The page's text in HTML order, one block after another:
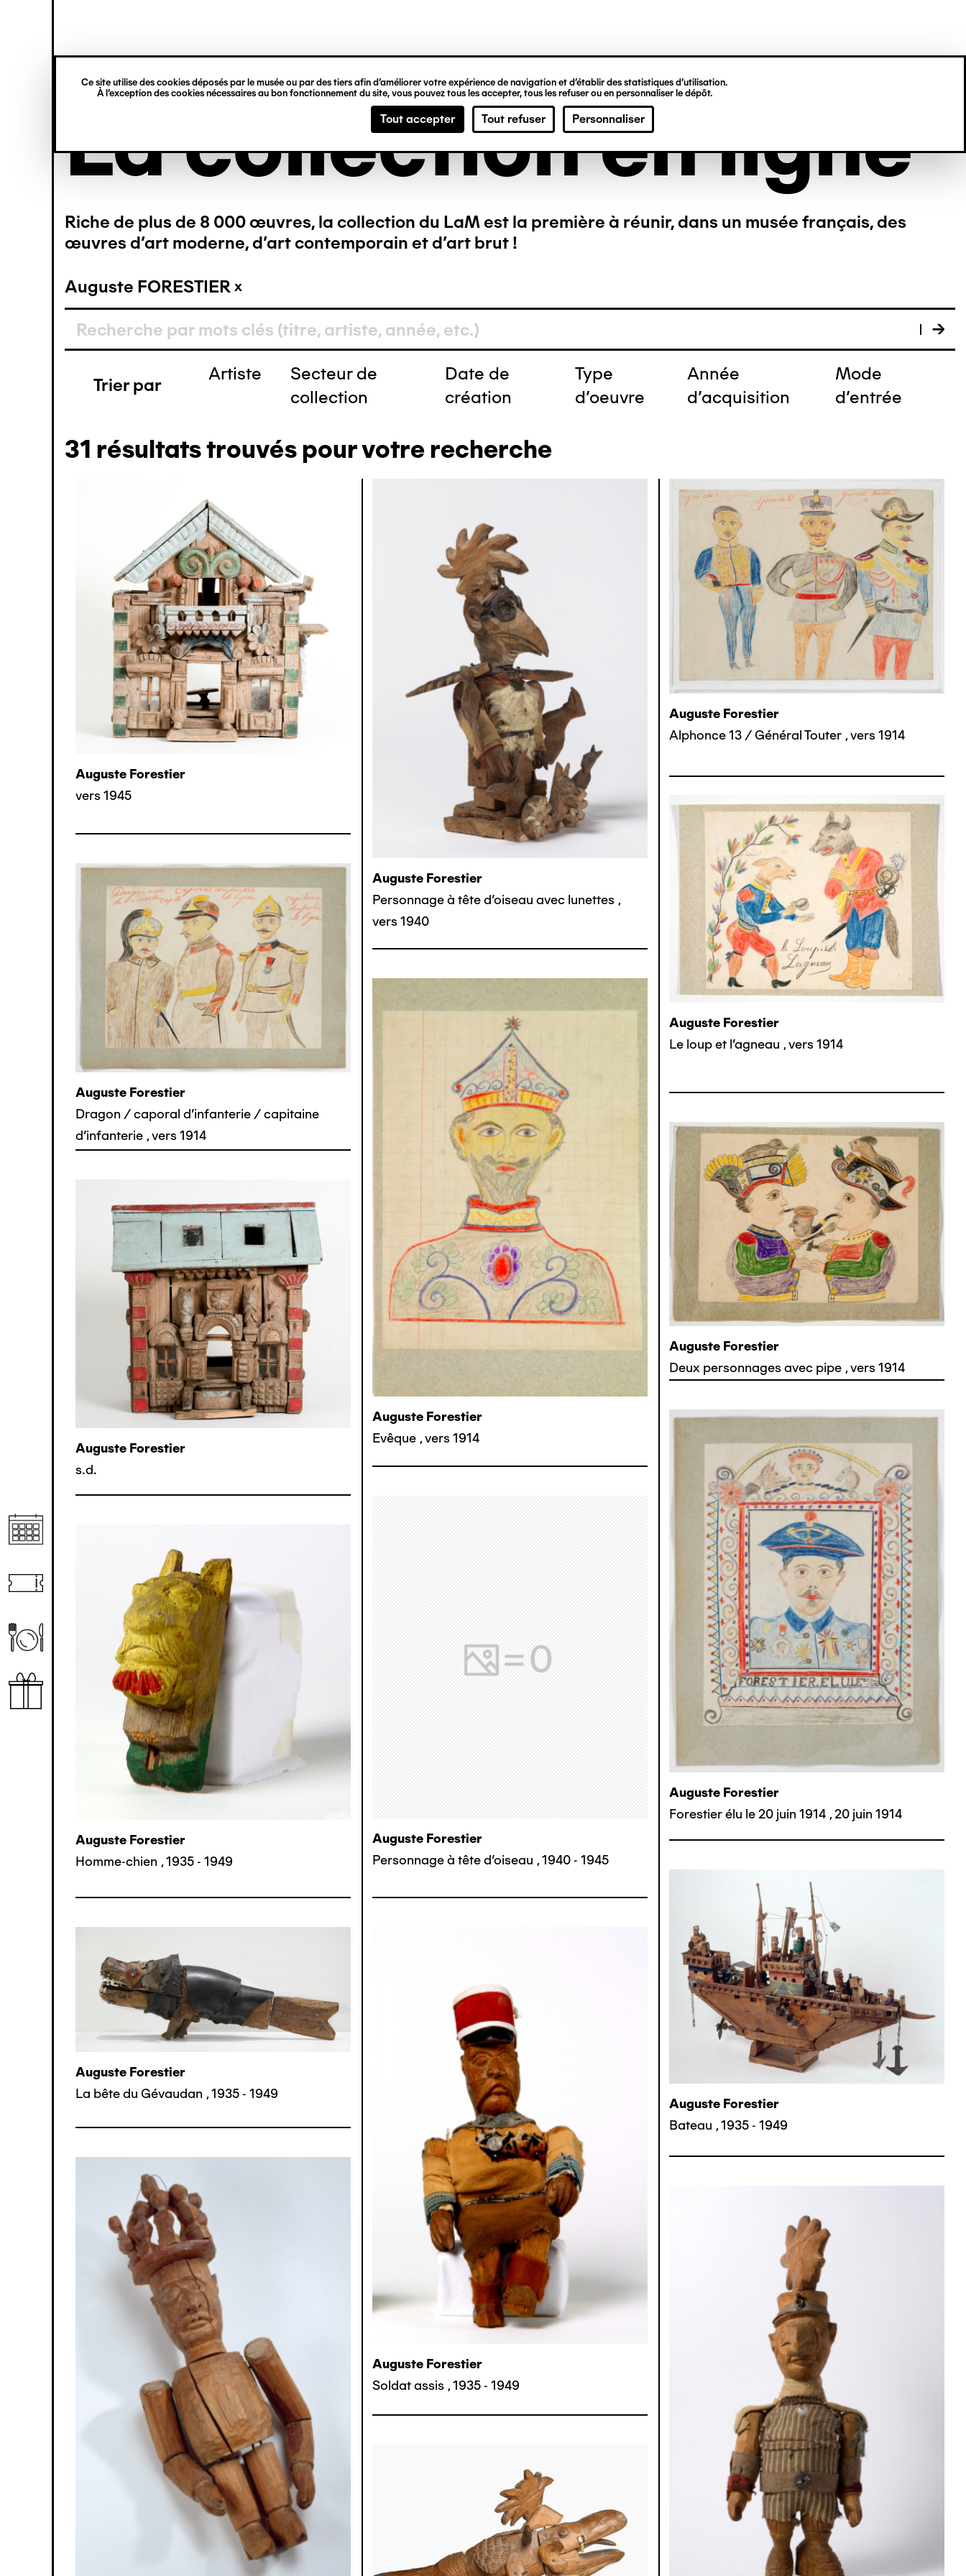
Ce site utilise des cookies déposés par le musée ou par des tiers afin d’améliorer votre expérience de navigation et d’établir des statistiques d’utilisation.
À l’exception des cookies nécessaires au bon fonctionnement du site, vous pouvez tous les accepter, tous les refuser ou en personnaliser le dépôt.
Tout accepter Tout refuser Personnaliser
principal
verticale
La collection en ligne
Riche de plus de 8 000 œuvres, la collection du LaM est la première à réunir, dans un musée français, des
œuvres d’art moderne, d’art contemporain et d’art brut !
Auguste FORESTIER
Trier par
Artiste
Secteur de
collection
Date de
création
Type
d'oeuvre
Année
d'acquisition
Mode
d'entrée
31 résultats trouvés pour votre recherche
Auguste Forestier
vers 1945
Auguste Forestier
Personnage à tête d'oiseau avec lunettes ,
vers 1940
Auguste Forestier
Alphonce 13 / Général Touter ,vers 1914
Auguste Forestier
Le loup et l'agneau ,vers 1914
Auguste Forestier
Dragon / caporal d'infanterie / capitaine
d'infanterie ,vers 1914
Auguste Forestier
Evêque ,vers 1914
Auguste Forestier
Deux personnages avec pipe ,vers 1914
Auguste Forestier
s.d.
Auguste Forestier
Forestier élu le 20 juin 1914 ,20 juin 1914
Auguste Forestier
Personnage à tête d'oiseau ,1940 - 1945
Auguste Forestier
Homme-chien ,1935 - 1949
Auguste Forestier
Bateau ,1935 - 1949
Auguste Forestier
La bête du Gévaudan ,1935 - 1949
Auguste Forestier
Soldat assis ,1935 - 1949